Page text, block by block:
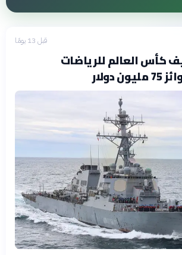
قبل 13 يومًا
كأس العالم للرياضات
دولار